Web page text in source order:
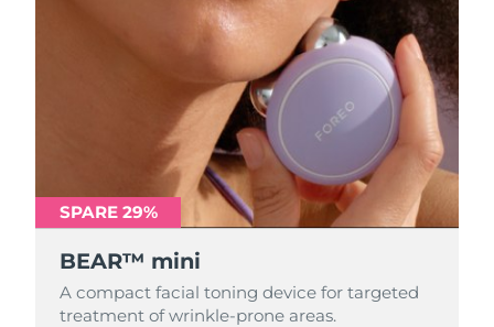
SPARE 29%
BEAR™ mini
A compact facial toning device for targeted
treatment of wrinkle-prone areas.
Erwartete Lieferung 8/10/26
Erwartete Lieferung 8/10/26
Erwartete Lieferung 8/15/26
Erwartete Lieferung 8/14/26
Türkei Erwartete Lieferung8/11/26
Vereinigte Arabische
Emirate
Erwartete Lieferung